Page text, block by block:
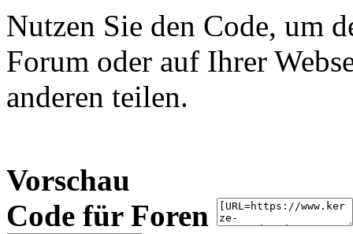
Nutzen Sie den Code, um
Forum oder auf Ihrer
anderen teilen.
Vorschau
Code für Foren